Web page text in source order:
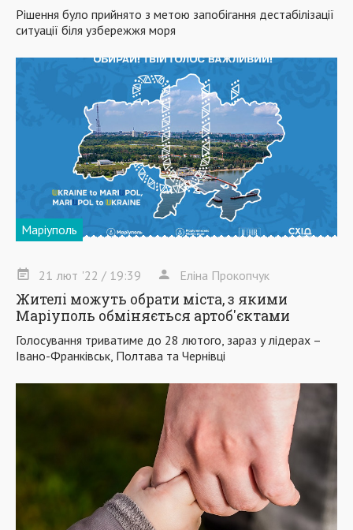
Рішення було прийнято з метою запобігання дестабілізації
ситуації біля узбережжя моря
Маріуполь
21 лют '22 / 19:39 Еліна Прокопчук
Жителі можуть обрати міста, з якими
Маріуполь обміняється артоб'єктами
Голосування триватиме до 28 лютого, зараз у лідерах –
Івано-Франківськ, Полтава та Чернівці